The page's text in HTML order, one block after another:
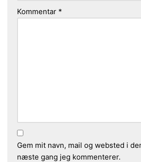
Kommentar *
Gem mit navn, mail og websted i
næste gang jeg kommenterer.